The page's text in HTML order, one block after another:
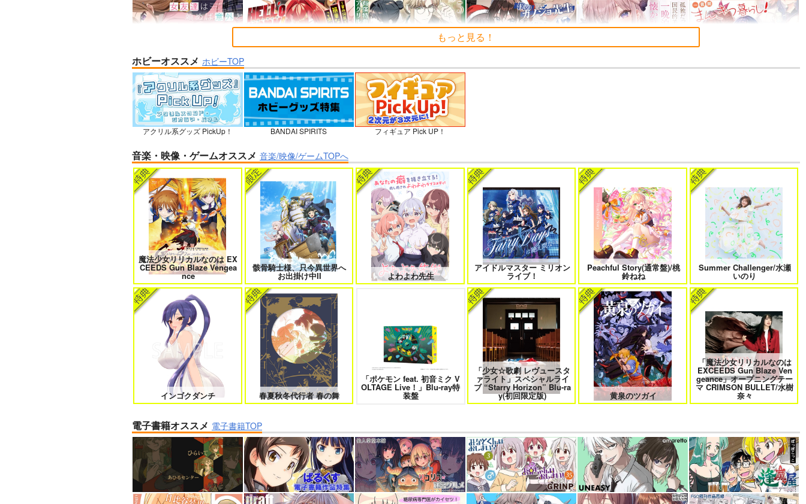
女友達は頼めば意外とヤらせてく
れる 8
石を崩すだけの簡単なお仕事って
聞いたのに～
5
晩泊めたら懐かれた
もっと見る！
ホビーオススメ ホビーTOP
アクリル系グッズ PickUp！ BANDAI SPIRITS フィギュア Pick UP！
音楽・映像・ゲームオススメ 音楽/映像/ゲームTOPへ
魔法少女リリカルなのは EX
CEEDS Gun Blaze Vengea
nce
骸骨騎士様、只今異世界へ
お出掛け中II よわよわ先生
アイドルマスター ミリオン
ライブ！
Peachful Story(通常盤)/桃
鈴ねね
Summer Challenger/水瀬
いのり
インゴクダンチ 春夏秋冬代行者 春の舞
「ポケモン feat. 初音ミク V
OLTAGE Live！」Blu-ray特
装盤
「少女☆歌劇 レヴュースタ
ァライト」スペシャルライ
ブ “Starry Horizon” Blu-ra
y(初回限定版) 黄泉のツガイ
「魔法少女リリカルなのは
EXCEEDS Gun Blaze Ven
geance」オープニングテー
マ CRIMSON BULLET/水樹
奈々
電子書籍オススメ 電子書籍TOP